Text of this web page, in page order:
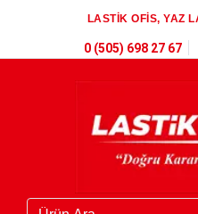
LASTİK OFİS, YAZ
0 (505) 698 27 67